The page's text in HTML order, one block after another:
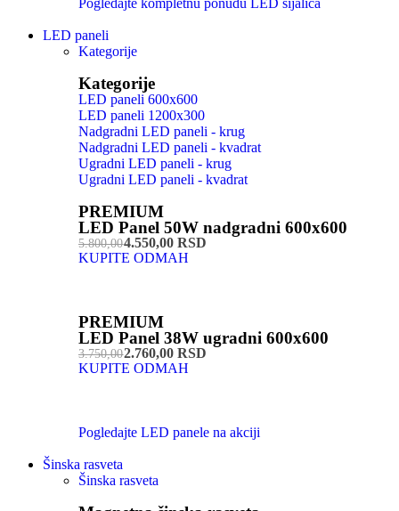
Pogledajte kompletnu ponudu LED sijalica
LED paneli
Kategorije
Kategorije
LED paneli 600x600
LED paneli 1200x300
Nadgradni LED paneli - krug
Nadgradni LED paneli - kvadrat
Ugradni LED paneli - krug
Ugradni LED paneli - kvadrat
PREMIUM
LED Panel 50W nadgradni 600x600
5.800,004.550,00 RSD
KUPITE ODMAH
PREMIUM
LED Panel 38W ugradni 600x600
3.750,002.760,00 RSD
KUPITE ODMAH
Pogledajte LED panele na akciji
Šinska rasveta
Šinska rasveta